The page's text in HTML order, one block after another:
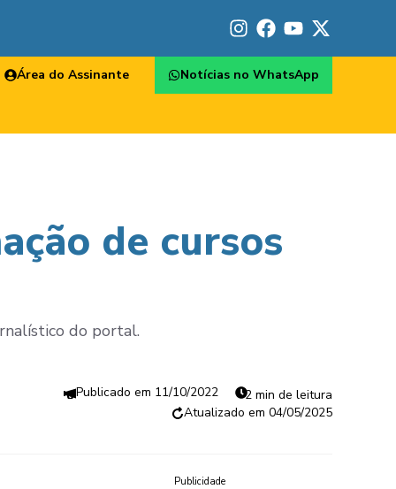
Área do Assinante Notícias no WhatsApp
de cursos
do portal.
11/10/2022
2 min de leitura
04/05/2025
Publicidade